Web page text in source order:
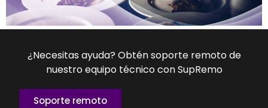
¿Necesitas ayuda? Obtén soporte remoto de
nuestro equipo técnico con SupRemo
Soporte remoto